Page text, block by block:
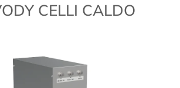
CELLI CALDO